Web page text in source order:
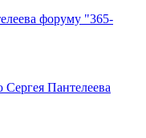
форуму "365-
Пантелеева